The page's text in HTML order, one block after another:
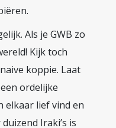
Als je GWB zo
Kijk toch
koppie. Laat
ordelijke
elkaar lief vind en
Iraki’s is